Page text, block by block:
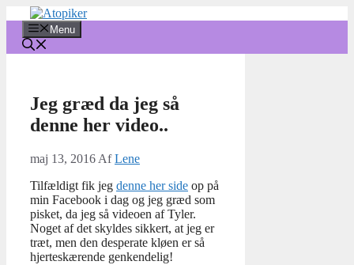
indhold
Menu
Jeg græd da jeg så
denne her video..
maj 13, 2016 AfLene
Tilfældigt fik jeg denne her side op på
min Facebook i dag og jeg græd som
pisket, da jeg så videoen af Tyler.
Noget af det skyldes sikkert, at jeg er
træt, men den desperate kløen er så
hjerteskærende genkendelig!